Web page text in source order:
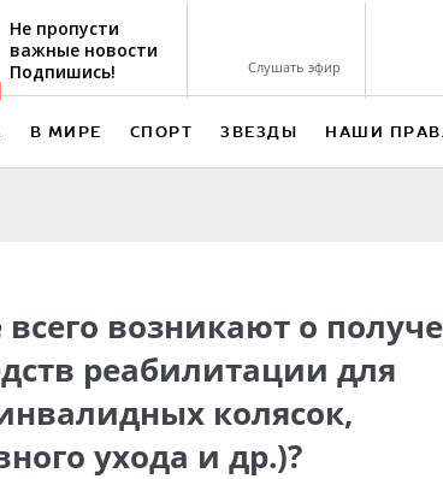
Не пропусти
важные новости
Подпишись!
Слушать эфир
В МИРЕ СПОРТ ЗВЕЗДЫ НАШИ
возникают о
реабилитации для
колясок,
ухода и др.)?